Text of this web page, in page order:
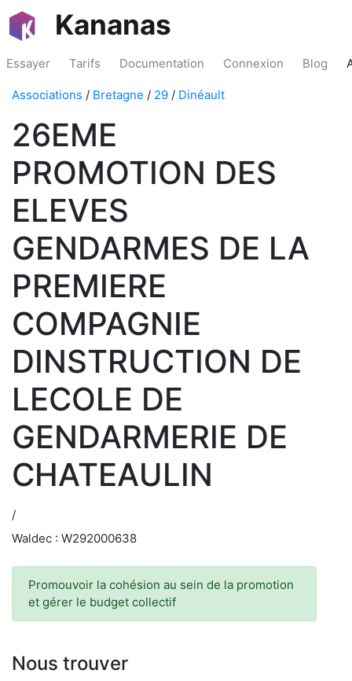
Kananas
Essayer Tarifs Documentation Connexion Blog
Associations / Bretagne / 29 / Dinéault
26EME
PROMOTION DES
ELEVES
GENDARMES DE LA
PREMIERE
COMPAGNIE
DINSTRUCTION DE
LECOLE DE
GENDARMERIE DE
CHATEAULIN
/
Waldec : W292000638
Promouvoir la cohésion au sein de la promotion
et gérer le budget collectif
Nous trouver